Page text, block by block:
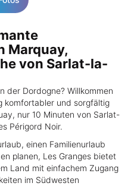
Marquay,
von Sarlat-la-
der Dordogne? Willkommen
komfortabler und sorgfältig
nur 10 Minuten von Sarlat-
Périgord Noir.
einen Familienurlaub
planen, Les Granges bietet
Land mit einfachem Zugang
im Südwesten